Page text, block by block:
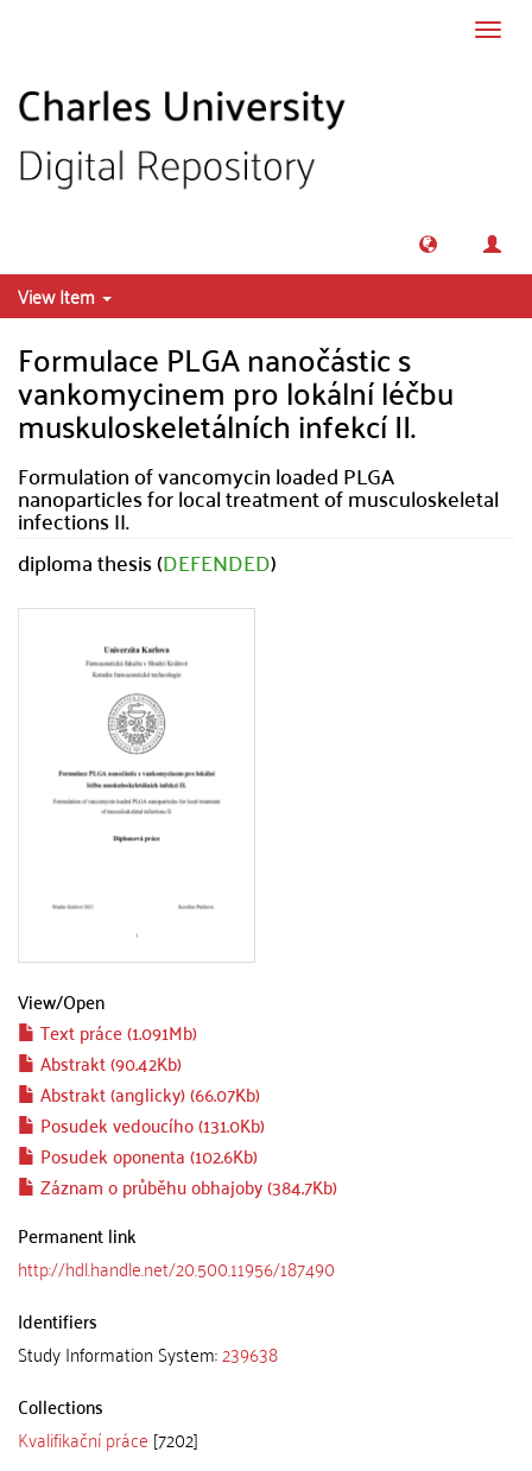
View Item
Formulace PLGA nanočástic s
vankomycinem pro lokální léčbu
muskuloskeletálních infekcí II.
Formulation of vancomycin loaded PLGA
nanoparticles for local treatment of musculoskeletal
infections II.
diploma thesis (DEFENDED)
View/Open
Text práce (1.091Mb)
Abstrakt (90.42Kb)
Abstrakt (anglicky) (66.07Kb)
Posudek vedoucího (131.0Kb)
Posudek oponenta (102.6Kb)
Záznam o průběhu obhajoby (384.7Kb)
Permanent link
http://hdl.handle.net/20.500.11956/187490
Identifiers
Study Information System:239638
Collections
Kvalifikační práce [7202]